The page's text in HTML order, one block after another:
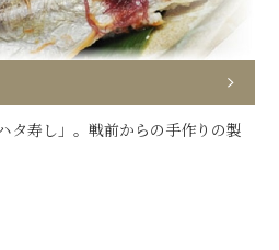
タ寿し」。戦前からの手作りの製